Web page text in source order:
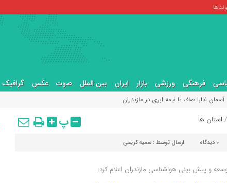
فرهنگی ورزشی بازار ایران بین الملل صوت عکس گرافیک
آسمان غالبا صاف تا نیمه ابری در مازندران
/ استان ها پ
۰ دیدگاه ارسال توسط : سمیه کریمی
و پیش بینی هواشناسی مازندران اعلام کرد: